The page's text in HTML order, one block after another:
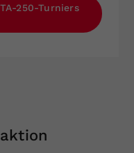
250-Turniers